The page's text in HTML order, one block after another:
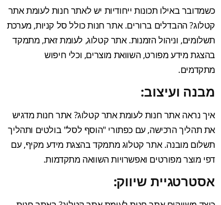
כשמדובר באילו תכונות ייחודיות יש לאתר חנות לעומת אתר
קטלוג? ההבדלים ברורים. אתר חנות כולל סל קניות, מערכת
תשלומים, וניהול הזמנות. אתר קטלוג, לעומת זאת, מתמקד
בהצגת מידע מפורט, השוואת מוצרים, וכלי חיפוש
מתקדמים.
מבנה ועיצוב:
איך נראה אתר חנות לעומת אתר קטלוג? אתר חנות מדגיש
את תהליך הרכישה, עם כפתורי "הוסף לסל" בולטים ותהליך
תשלום מובנה. אתר קטלוג מתמקד בהצגת מידע מקיף, עם
דפי מוצר מפורטים ואפשרויות השוואה מתקדמות.
אסטרטגיית שיווק: